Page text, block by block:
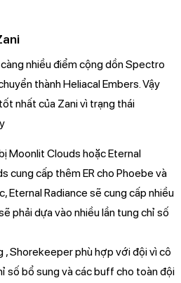
nhiều điểm cộng dồn Spectro
thành Heliacal Embers. Vậy
nhất của Zani vì trạng thái
Moonlit Clouds hoặc Eternal
cung cấp thêm ER cho Phoebe và
Eternal Radiance sẽ cung cấp nhiều
phải dựa vào nhiều lần tung chỉ số
, Shorekeeper phù hợp với đội vì cô
số bổ sung và các buff cho toàn đội